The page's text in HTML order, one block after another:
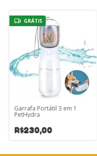
GRÁTIS
Garrafa Portátil 3 em 1
PetHydra
R$230,00